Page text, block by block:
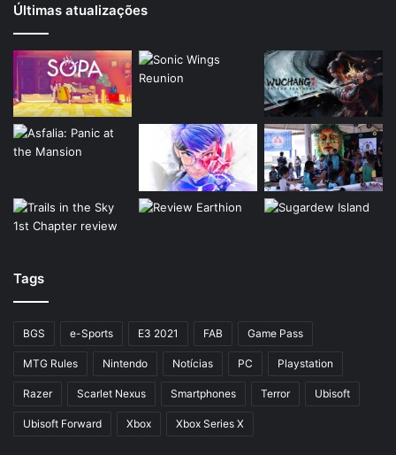
Últimas atualizações
Tags
BGS e-Sports E3 2021 FAB Game Pass
MTG Rules Nintendo Notícias PC Playstation
Razer Scarlet Nexus Smartphones Terror Ubisoft
Ubisoft Forward Xbox Xbox Series X